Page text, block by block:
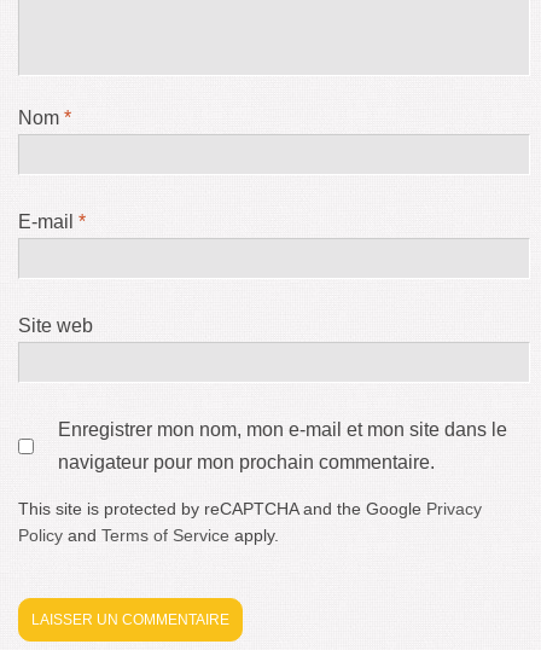
Nom *
E-mail *
Site web
Enregistrer mon nom, mon e-mail et mon site dans le
navigateur pour mon prochain commentaire.
This site is protected by reCAPTCHA and the Google Privacy
Policy and Terms of Service apply.